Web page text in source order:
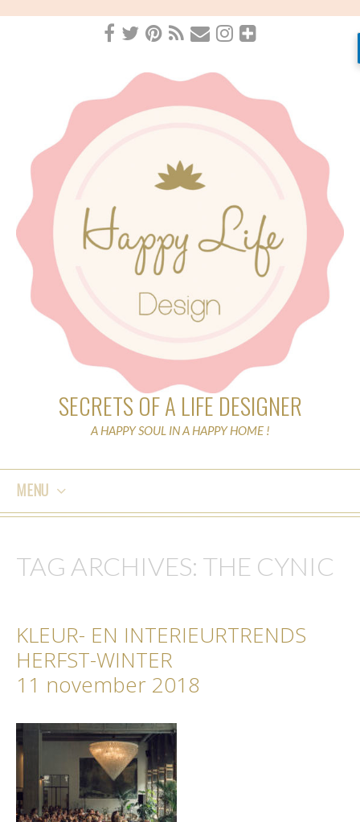
SECRETS OF A LIFE DESIGNER
A HAPPY SOUL IN A HAPPY HOME !
MENU
CONTENT
TAG ARCHIVES: THE CYNIC
KLEUR- EN INTERIEURTRENDS
HERFST-WINTER
11 november 2018